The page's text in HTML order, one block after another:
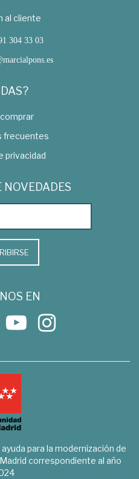
al cliente
304 33 03
frecuentes
privacidad
NOVEDADES
EN
para la modernización de
correspondiente al año